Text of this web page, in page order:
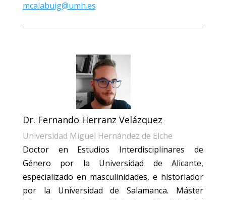
mcalabuig@umh.es
Dr. Fernando Herranz Velázquez
Universidad Miguel Hernández de Elche
Doctor en Estudios Interdisciplinares de
Género por la Universidad de Alicante,
especializado en masculinidades, e historiador
por la Universidad de Salamanca. Máster